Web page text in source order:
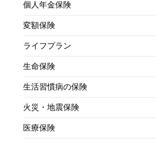
個人年金保険
変額保険
ライフプラン
生命保険
生活習慣病の保険
火災・地震保険
医療保険